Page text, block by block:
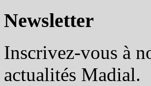
Newsletter
Inscrivez-vous à
actualités Madial.